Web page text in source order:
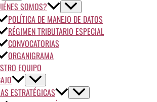
SOMOS?
POLÍTICA DE MANEJO DE DATOS
RÉGIMEN TRIBUTARIO ESPECIAL
CONVOCATORIAS
ORGANIGRAMA
EQUIPO
ESTRATÉGICAS